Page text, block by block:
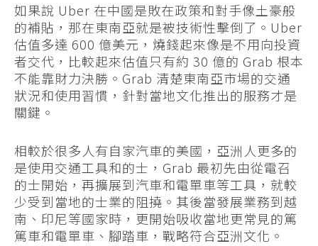
如果說 Uber 在中國是敗在政策和對手像土豪般
的補貼，那在東南亞就是被技術性擊倒了。Uber
估值多達 600 億美元，燒錢起來像是不用向投資
者交代，比較起來估值只有約 30 億的 Grab 根本
不能靠財力決勝。Grab 清楚東南亞市場的交通
狀況和使用習慣，針對當地文化推出的服務才是
關鍵。
相較於很多人有自家汽車的美國，亞洲人更多的
是使用交通工具和的士，Grab 最初先由從電召
的士開始，再擴展到汽車和電單車等工具，就較
少受到當地的士業的阻撓。其後當發展業務到越
南、印尼等國家時，更開始吸收當地更常見的篤
篤車和電單車、腳踏車，戰略符合亞洲文化。